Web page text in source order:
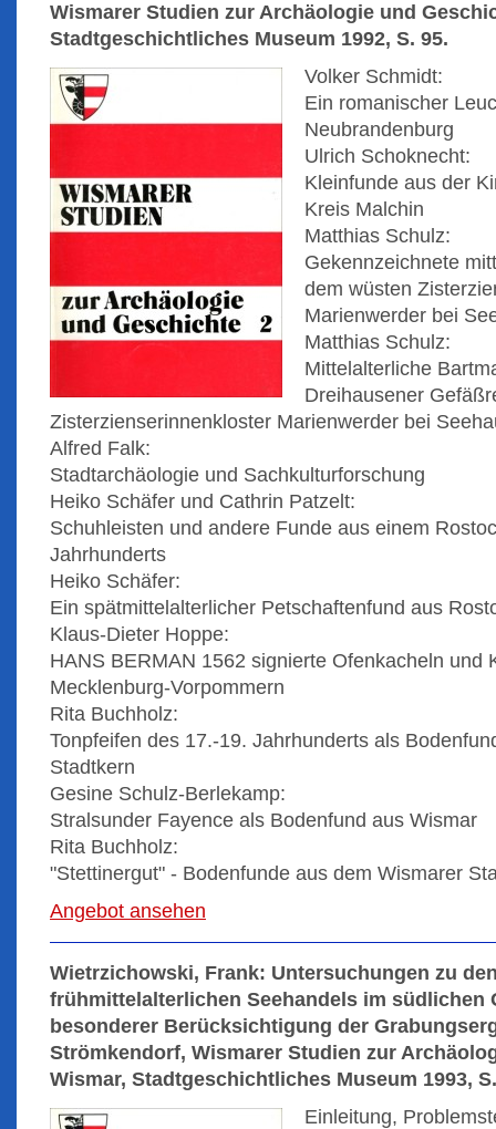
Wismarer Studien zur Archäologie und
Stadtgeschichtliches Museum 1992, S. 95.
Volker Schmidt:
Ein romanischer
Neubrandenburg
Ulrich Schoknecht:
Kleinfunde aus der
Kreis Malchin
Matthias Schulz:
Gekennzeichnete
dem wüsten
Marienwerder bei
Matthias Schulz:
Mittelalterliche
Dreihausener
Zisterzienserinnenkloster Marienwerder bei
Alfred Falk:
Stadtarchäologie und Sachkulturforschung
Heiko Schäfer und Cathrin Patzelt:
Schuhleisten und andere Funde aus einem
Jahrhunderts
Heiko Schäfer:
Ein spätmittelalterlicher Petschaftenfund aus
Klaus-Dieter Hoppe:
HANS BERMAN 1562 signierte Ofenkacheln und
Mecklenburg-Vorpommern
Rita Buchholz:
Tonpfeifen des 17.-19. Jahrhunderts als
Stadtkern
Gesine Schulz-Berlekamp:
Stralsunder Fayence als Bodenfund aus Wismar
Rita Buchholz:
"Stettinergut" - Bodenfunde aus dem Wismarer
Angebot ansehen
Wietrzichowski, Frank: Untersuchungen zu
frühmittelalterlichen Seehandels im südlichen
besonderer Berücksichtigung der
Strömkendorf, Wismarer Studien zur
Wismar, Stadtgeschichtliches Museum 1993,
Einleitung,